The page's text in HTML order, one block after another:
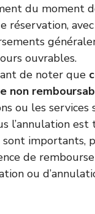
du moment
réservation,
ouvrables.
de noter que
non
ou les services
l’annulation
sont importants,
de
ou